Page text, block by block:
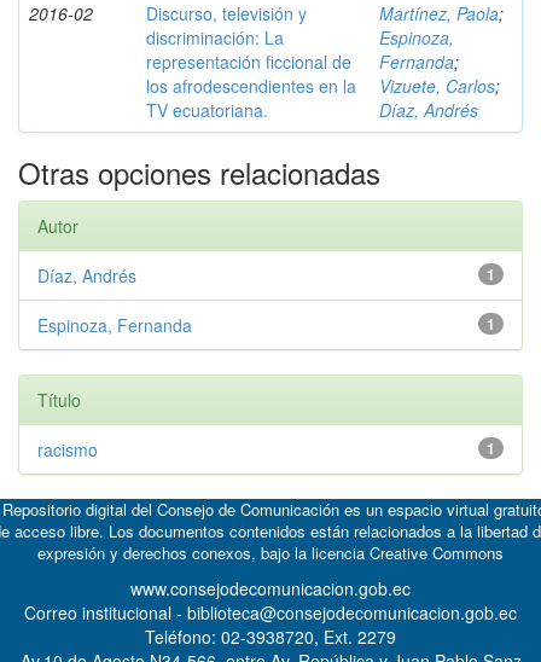
2016-02
Discurso, televisión y
discriminación: La
representación ficcional de
los afrodescendientes en la
TV ecuatoriana.
Martínez, Paola;
Espinoza,
Fernanda;
Vizuete, Carlos;
Díaz, Andrés
Otras opciones relacionadas
Autor
1
Díaz, Andrés
1
Espinoza, Fernanda
Título
1
racismo
digital del Consejo de Comunicación es un espacio virtual
acceso libre. Los documentos contenidos están relacionados a la libertad
expresión y derechos conexos, bajo la licencia Creative Commons
www.consejodecomunicacion.gob.ec
Correo institucional - biblioteca@consejodecomunicacion.gob.ec
Teléfono: 02-3938720, Ext. 2279